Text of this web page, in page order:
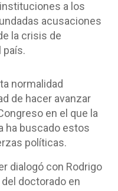
a los
acusaciones
la crisis de
país.
normalidad
de hacer avanzar
en el que la
ha buscado estos
políticas.
dialogó con Rodrigo
doctorado en